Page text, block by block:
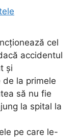
cel
accidentul
și
la primele
să nu fie
la spital la
pe care le-